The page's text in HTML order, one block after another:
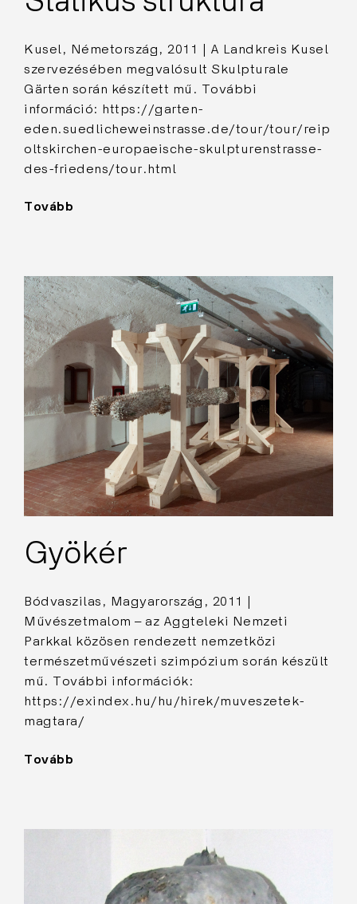
Kusel, Németország, 2011 | A Landkreis Kusel
szervezésében megvalósult Skulpturale
Gärten során készített mű. További
információ: https://garten-
eden.suedlicheweinstrasse.de/tour/tour/reip
oltskirchen-europaeische-skulpturenstrasse-
des-friedens/tour.html
Tovább
Gyökér
Bódvaszilas, Magyarország, 2011 |
Művészetmalom – az Aggteleki Nemzeti
Parkkal közösen rendezett nemzetközi
természetművészeti szimpózium során készült
mű. További információk:
https://exindex.hu/hu/hirek/muveszetek-
magtara/
Tovább